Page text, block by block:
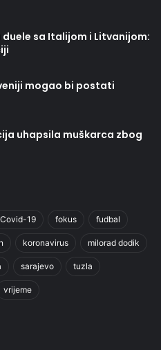
sa Italijom i Litvanijom:
mogao bi postati
uhapsila muškarca zbog
Covid-19 fokus fudbal
koronavirus milorad dodik
sarajevo tuzla
vrijeme